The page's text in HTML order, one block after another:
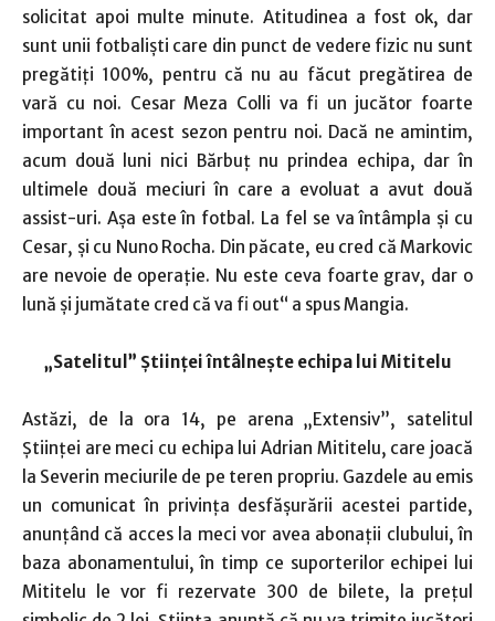
solicitat apoi multe minute. Atitudinea a fost ok, dar
sunt unii fotbalişti care din punct de vedere fizic nu sunt
pregătiţi 100%, pentru că nu au făcut pregătirea de
vară cu noi. Cesar Meza Colli va fi un jucător foarte
important în acest sezon pentru noi. Dacă ne amintim,
acum două luni nici Bărbuţ nu prindea echipa, dar în
ultimele două meciuri în care a evoluat a avut două
assist-uri. Aşa este în fotbal. La fel se va întâmpla şi cu
Cesar, şi cu Nuno Rocha. Din păcate, eu cred că Markovic
are nevoie de operaţie. Nu este ceva foarte grav, dar o
lună şi jumătate cred că va fi out“ a spus Mangia.
„Satelitul” Ştiinţei întâlneşte echipa lui Mititelu
Astăzi, de la ora 14, pe arena „Extensiv”, satelitul
Ştiinţei are meci cu echipa lui Adrian Mititelu, care joacă
la Severin meciurile de pe teren propriu. Gazdele au emis
un comunicat în privinţa desfăşurării acestei partide,
anunţând că acces la meci vor avea abonaţii clubului, în
baza abonamentului, în timp ce suporterilor echipei lui
Mititelu le vor fi rezervate 300 de bilete, la preţul